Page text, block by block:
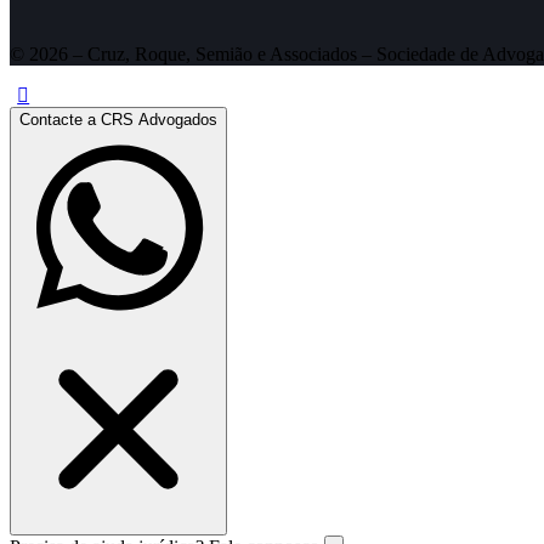
© 2026 – Cruz, Roque, Semião e Associados – Sociedade de
Contacte a CRS Advogados